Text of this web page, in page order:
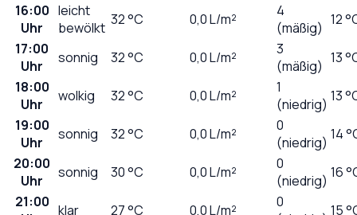
16:00
Uhr
leicht
bewölkt 32°C 0,0L/m²
4
(mäßig) 12
17:00
Uhr
sonnig 32°C 0,0L/m²
3
(mäßig) 13
18:00
Uhr
wolkig 32°C 0,0L/m²
1
(niedrig) 13
19:00
Uhr
sonnig 32°C 0,0L/m²
0
(niedrig) 14
20:00
Uhr
sonnig 30°C 0,0L/m²
0
(niedrig) 16
21:00 klar 27°C 0,0L/m²
0
15